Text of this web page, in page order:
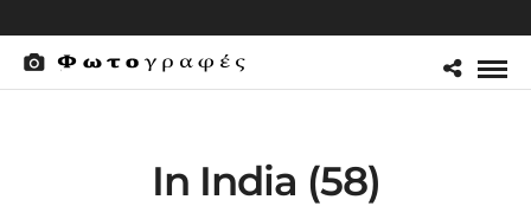
In India (58)